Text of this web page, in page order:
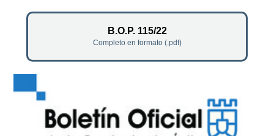
B.O.P. 115/22
Completo en formato (.pdf)